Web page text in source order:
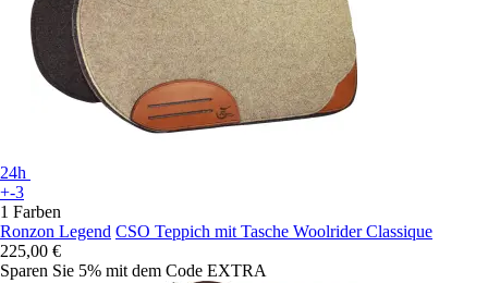
24h
+-3
1 Farben
Ronzon Legend CSO Teppich mit Tasche Woolrider Classique
225,00 €
Sparen Sie 5% mit dem Code EXTRA